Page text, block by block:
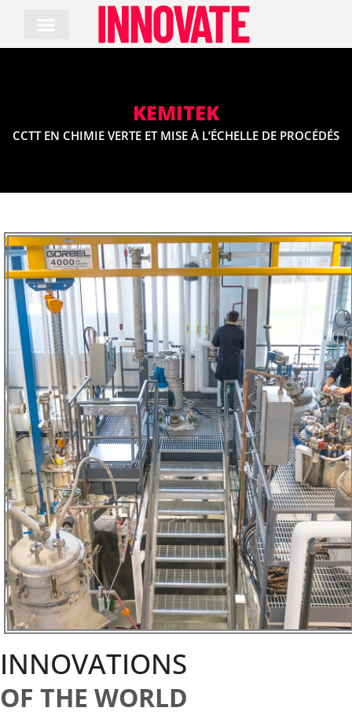
content
KEMITEK
CCTT EN CHIMIE VERTE ET MISE À L’ÉCHELLE DE PROCÉDÉS
INNOVATIONS
OF THE WORLD